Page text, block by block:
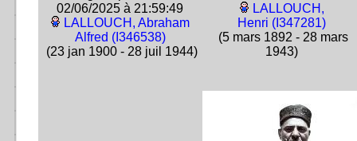
02/06/2025 à 21:59:49
LALLOUCH, Abraham
Alfred (I346538)
(23 jan 1900 - 28 juil 1944)
LALLOUCH,
Henri (I347281)
(5 mars 1892 - 28 mars
1943)